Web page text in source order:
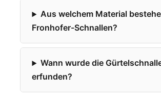
Aus welchem Material
Fronhofer-Schnallen?
Wann wurde die
erfunden?